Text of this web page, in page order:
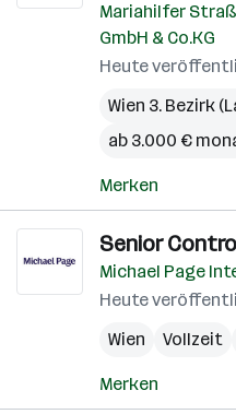
Mariahilfer
GmbH & Co.KG
Heute
Wien 3. Bezirk
ab 3.000 €
Merken
Senior
Michael Page
Heute
Wien
Vollzeit
Merken